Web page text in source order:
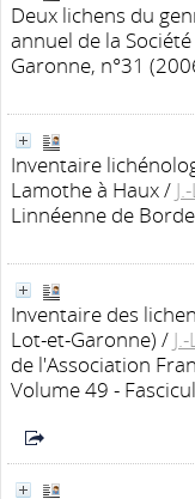
Deux lichens du
annuel de la
Garonne, n°31
Inventaire
Lamothe à Haux/
Linnéenne de
Inventaire des
Lot-et-Garonne) /
de l'Association
Volume 49 -